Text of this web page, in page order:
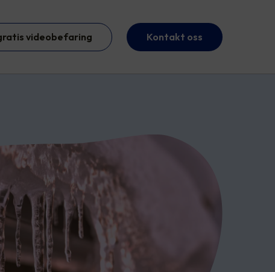
videobefaring Kontakt oss